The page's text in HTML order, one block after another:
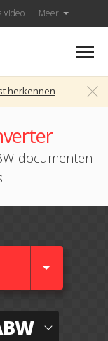
Video Meer
herkennen
documenten